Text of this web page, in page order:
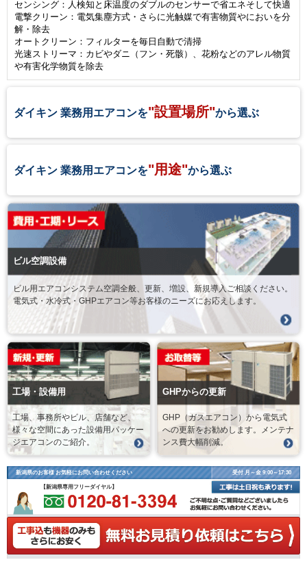
センシング：人検知と床温度のダブルのセンサーで省エネそして快適
電撃クリーン：電気集塵方式・さらに光触媒で有害物質やにおいを分
解・除去
オートクリーン：フィルターを毎日自動で清掃
光速ストリーマ：カビやダニ（フン・死骸）、花粉などのアレル物質
や有害化学物質を除去
ダイキン 業務用エアコンを"設置場所"から選ぶ
ダイキン 業務用エアコンを"用途"から選ぶ
ビル空調設備
ビル用エアコンシステム空調全般、更新、増設、新規導入ご相談ください。
電気式・水冷式・GHPエアコン等お客様のニーズにお応えします。
工場・設備用
工場、事務所やビル、店舗など、
様々な空間にあった設備用パッケー
ジエアコンのご紹介。
GHPからの更新
GHP（ガスエアコン）から電気式
への更新をお勧めします。メンテナ
ンス費大幅削減。
新潟県のお客様 お気軽にお問い合わせください 受付 月～金 9:00～17:30
【新潟県専用フリーダイヤル】